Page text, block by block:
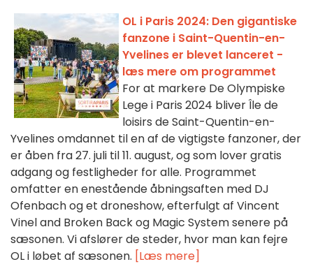
OL i Paris 2024: Den gigantiske
fanzone i Saint-Quentin-en-
Yvelines er blevet lanceret -
læs mere om programmet
For at markere De Olympiske
Lege i Paris 2024 bliver Île de
loisirs de Saint-Quentin-en-
Yvelines omdannet til en af de vigtigste fanzoner, der
er åben fra 27. juli til 11. august, og som lover gratis
adgang og festligheder for alle. Programmet
omfatter en enestående åbningsaften med DJ
Ofenbach og et droneshow, efterfulgt af Vincent
Vinel and Broken Back og Magic System senere på
sæsonen. Vi afslører de steder, hvor man kan fejre
OL i løbet af sæsonen. [Læs mere]